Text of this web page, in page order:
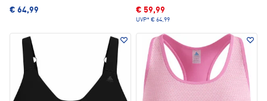
€ 64,99 € 59,99
UVP* € 64,99